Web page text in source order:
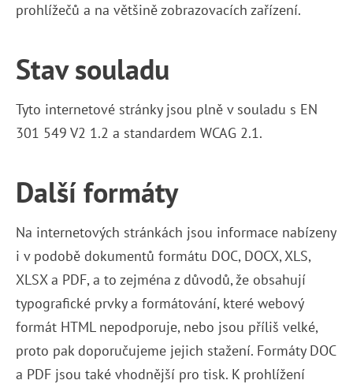
prohlížečů a na většině zobrazovacích zařízení.
Stav souladu
Tyto internetové stránky jsou plně v souladu s EN
301 549 V2 1.2 a standardem WCAG 2.1.
Další formáty
Na internetových stránkách jsou informace nabízeny
i v podobě dokumentů formátu DOC, DOCX, XLS,
XLSX a PDF, a to zejména z důvodů, že obsahují
typografické prvky a formátování, které webový
formát HTML nepodporuje, nebo jsou příliš velké,
proto pak doporučujeme jejich stažení. Formáty DOC
a PDF jsou také vhodnější pro tisk. K prohlížení